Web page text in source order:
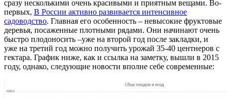
сразу несколькими очень красивыми и приятным вещами. Во-
первых, В России активно развивается интенсивное
садоводство. Главная его особенность – невысокие фруктовые
деревья, посаженные плотными рядами. Они начинают очень
быстро плодоносить –уже на второй год после закладки, и
уже на третий год можно получить урожай 35-40 центнеров с
гектара. График ниже, как и ссылка на заметку, вышли в 2015
году, однако, следующие новости вполне себе современные: